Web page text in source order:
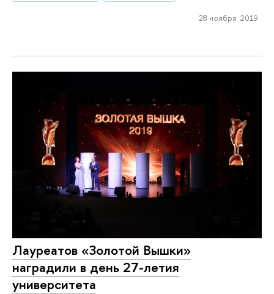
28 ноября 2019
Лауреатов «Золотой Вышки»
наградили в день 27-летия
университета